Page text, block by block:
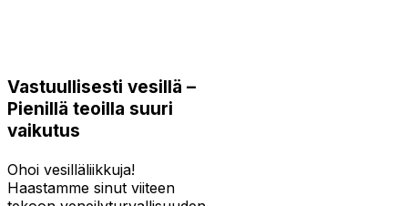
Vastuullisesti vesillä –
Pienillä teoilla suuri
vaikutus
Ohoi vesilläliikkuja!
Haastamme sinut viiteen